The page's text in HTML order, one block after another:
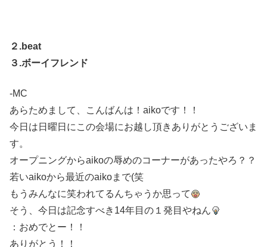
２.beat
３.ボーイフレンド
-MC
あらためまして、こんばんは！aikoです！！
今日は日曜日にこの会場にお越し頂きありがとうございま
す。
オープニングからaikoの辱めのコーナーがあったやろ？？
若いaikoから最近のaikoまで(笑
もうみんなに笑われてるんちゃうか思って
そう、今日は記念すべき14年目の１発目やねん
：おめでとー！！
ありがとう！！